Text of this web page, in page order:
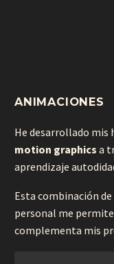
ANIMACIONES
He desarrollado mis
motion graphics a
aprendizaje
Esta combinación
personal me
complementa mis